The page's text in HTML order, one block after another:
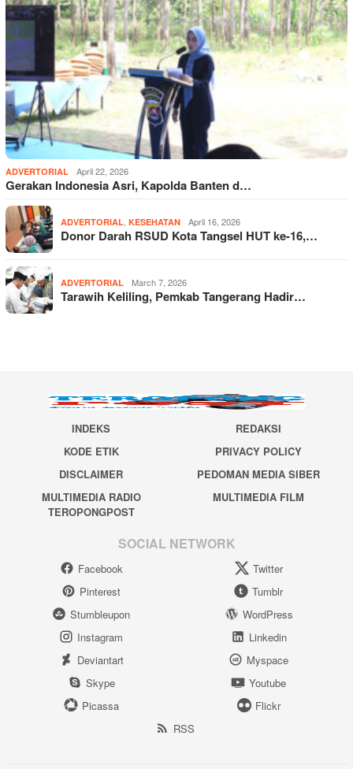
ADVERTORIAL April 22, 2026
Gerakan Indonesia Asri, Kapolda Banten d…
ADVERTORIAL KESEHATAN April 16, 2026
Donor Darah RSUD Kota Tangsel HUT ke-16,…
ADVERTORIAL March 7, 2026
Tarawih Keliling, Pemkab Tangerang Hadir…
INDEKS
REDAKSI
KODE ETIK
PRIVACY POLICY
DISCLAIMER
PEDOMAN MEDIA SIBER
MULTIMEDIA RADIO
TEROPONGPOST
MULTIMEDIA FILM
SOCIAL NETWORK
Facebook
Twitter
Pinterest
Tumblr
Stumbleupon
WordPress
Instagram
Linkedin
Deviantart
Myspace
Skype
Youtube
Picassa
Flickr
RSS